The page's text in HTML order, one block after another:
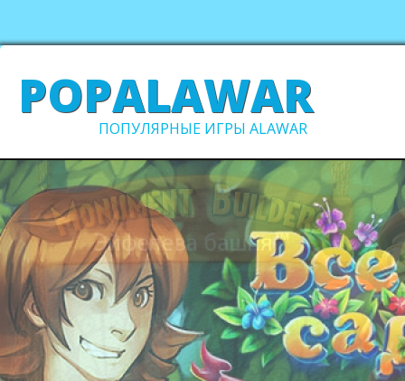
POPALAWAR
ПОПУЛЯРНЫЕ ИГРЫ ALAWAR